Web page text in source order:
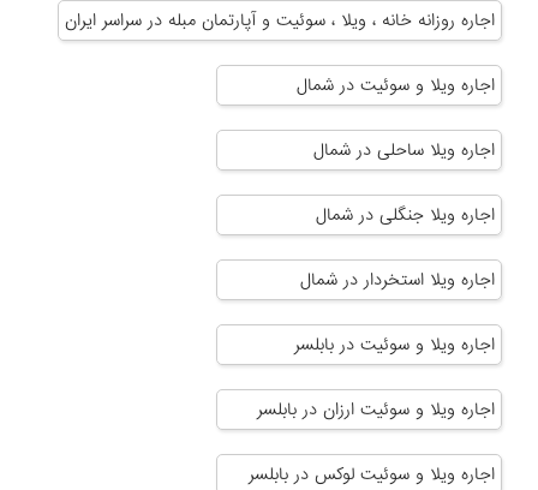
اجاره روزانه خانه ، ویلا ، سوئیت و آپارتمان مبله در سراسر ایران
اجاره ویلا و سوئیت در شمال
اجاره ویلا ساحلی در شمال
اجاره ویلا جنگلی در شمال
اجاره ویلا استخردار در شمال
اجاره ویلا و سوئیت در بابلسر
اجاره ویلا و سوئیت ارزان در بابلسر
اجاره ویلا و سوئیت لوکس در بابلسر